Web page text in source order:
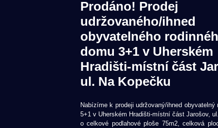
Prodáno! Prodej
udržovaného/ihned
obyvatelného
domu 3+1 v Uherském
Hradišti-místní část
ul. Na Kopečku
Nabízíme k prodeji udržovaný/ihned obyvatelný
5+1 v Uherském Hradišti-místní část Jarošov,
o celkové podlahové ploše 75m2, celková